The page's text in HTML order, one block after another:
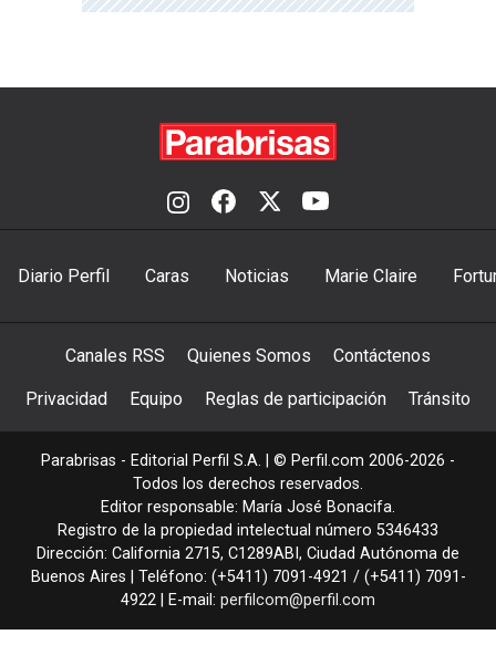
Diario Perfil Caras Noticias Marie Claire
Canales RSS Quienes Somos Contáctenos
Privacidad Equipo Reglas de participación Tránsito
Parabrisas - Editorial Perfil S.A. | © Perfil.com 2006-2026 -
Todos los derechos reservados.
Editor responsable: María José Bonacifa.
Registro de la propiedad intelectual número 5346433
Dirección: California 2715, C1289ABI , Ciudad Autónoma de
Buenos Aires | Teléfono: (+5411) 7091-4921 / (+5411) 7091-
4922 | E-mail: perfilcom@perfil.com